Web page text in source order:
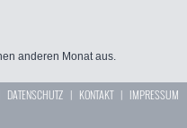
anderen Monat aus.
DATENSCHUTZ | KONTAKT| IMPRESSUM